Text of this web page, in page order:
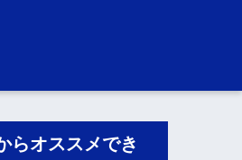
らオススメでき